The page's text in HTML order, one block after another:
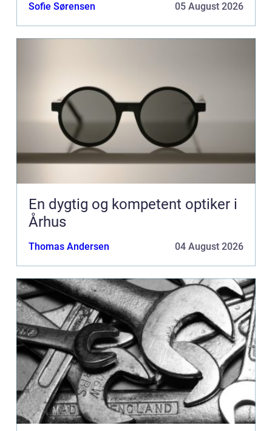
Sofie Sørensen 05 August 2026
En dygtig og kompetent optiker i
Århus
Thomas Andersen 04 August 2026